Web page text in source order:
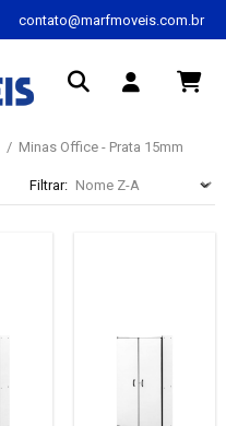
contato@marfmoveis.com.br
Minas Office - Prata 15mm
Filtrar: